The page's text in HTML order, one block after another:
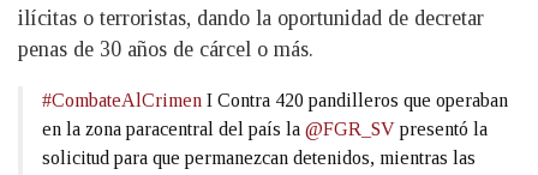
ilícitas o terroristas, dando la oportunidad de decretar
penas de 30 años de cárcel o más.
#CombateAlCrimen I Contra 420 pandilleros que operaban
en la zona paracentral del país la @FGR_SV presentó la
solicitud para que permanezcan detenidos, mientras las